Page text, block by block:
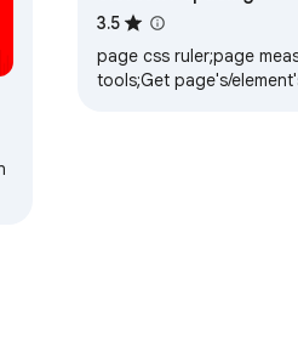
3.5
page css ruler;page
tools;Get page's/